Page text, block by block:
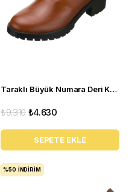
Taraklı Büyük Numara Deri Kadın BOT YSM26 Taba
₺4.630
₺9.310
SEPETE EKLE
%50 İNDIRIM